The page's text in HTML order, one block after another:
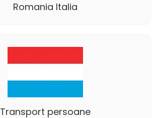
Romania Italia
Transport persoane